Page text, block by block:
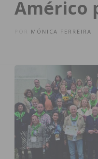
Américo
MÓNICA FERREIRA